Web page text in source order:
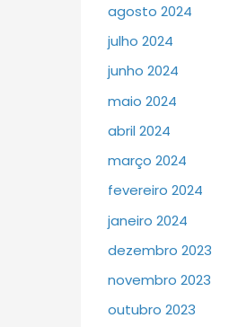
agosto 2024
julho 2024
junho 2024
maio 2024
abril 2024
março 2024
fevereiro 2024
janeiro 2024
dezembro 2023
novembro 2023
outubro 2023